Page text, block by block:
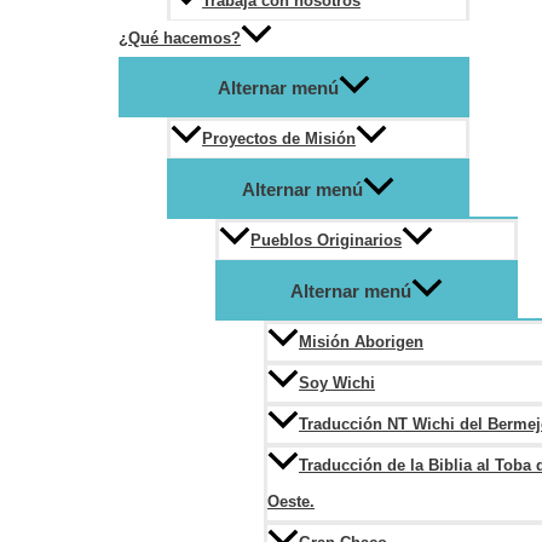
¿Qué hacemos?
Alternar menú
Proyectos de Misión
Alternar menú
Pueblos Originarios
Alternar menú
Misión Aborigen
Soy Wichi
Traducción NT Wichi del
Traducción de la Biblia al Toba
Oeste.